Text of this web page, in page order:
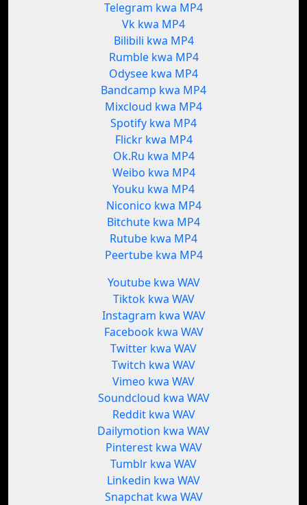
Telegram kwa MP4
Vk kwa MP4
Bilibili kwa MP4
Rumble kwa MP4
Odysee kwa MP4
Bandcamp kwa MP4
Mixcloud kwa MP4
Spotify kwa MP4
Flickr kwa MP4
Ok.Ru kwa MP4
Weibo kwa MP4
Youku kwa MP4
Niconico kwa MP4
Bitchute kwa MP4
Rutube kwa MP4
Peertube kwa MP4
Youtube kwa WAV
Tiktok kwa WAV
Instagram kwa WAV
Facebook kwa WAV
Twitter kwa WAV
Twitch kwa WAV
Vimeo kwa WAV
Soundcloud kwa WAV
Reddit kwa WAV
Dailymotion kwa WAV
Pinterest kwa WAV
Tumblr kwa WAV
Linkedin kwa WAV
Snapchat kwa WAV